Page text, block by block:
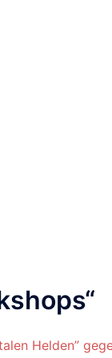
“
Helden”